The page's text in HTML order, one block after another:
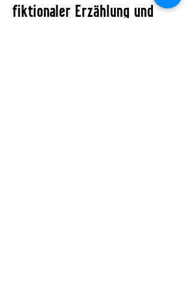
fiktionaler Erzählung und